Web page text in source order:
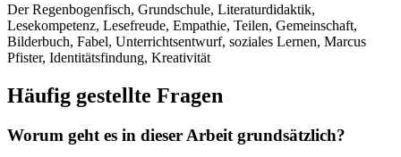
Der Regenbogenfisch, Grundschule, Literaturdidaktik,
Lesekompetenz, Lesefreude, Empathie, Teilen, Gemeinschaft,
Bilderbuch, Fabel, Unterrichtsentwurf, soziales Lernen, Marcus
Pfister, Identitätsfindung, Kreativität
Häufig gestellte Fragen
Worum geht es in dieser Arbeit grundsätzlich?